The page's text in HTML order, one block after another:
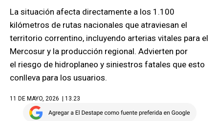
La situación afecta directamente a los 1.100
kilómetros de rutas nacionales que atraviesan el
territorio correntino, incluyendo arterias vitales para el
Mercosur y la producción regional. Advierten por
el riesgo de hidroplaneo y siniestros fatales que esto
conlleva para los usuarios.
11 DE MAYO, 2026 | 13.23